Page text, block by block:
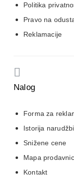
Politika
Pravo na
Reklamacije
Nalog
Forma za
Istorija
Snižene cene
Mapa
Kontakt